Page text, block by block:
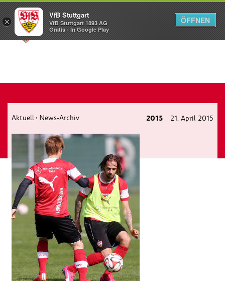
Menü
Aktuell › News-Archiv 2015 21. April 2015
×
VfB Stuttgart
VfB Stuttgart 1893 AG
Gratis - In Google Play
ÖFFNEN